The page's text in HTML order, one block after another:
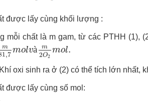
được lấy cùng khối lượng :
mỗi chất là m gam, từ các PTHH (1),
m
,7 molvà m
2O2
mol.
l,m ,7 m ol m2
oxi sinh ra ở (2) có thể tích lớn nhất,
được lấy cùng số mol: